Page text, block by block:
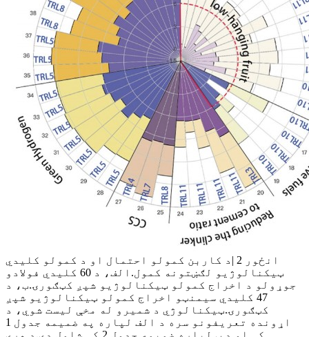
انځور 2 |د کاربن کمولو احتمال او د کمولو کلیدي
ټیکنالوژیو لګښتونه کمول.الف، د 60 کلیدي فولادو
جوړولو د اخراج کمولو ټیکنالوژیو شپږ کټګورۍ.ب، د
47 کلیدي سیمنټو اخراج کمولو ټیکنالوژیو شپږ
کټګورۍ.ټیکنالوژي د شمیرو له مخې لیست شوي، د
اړونده تعریفونو سره د الف لپاره په ضمیمه جدول 1
کې او د ب لپاره ضمیمه جدول 2 کې شامل دي.د هرې